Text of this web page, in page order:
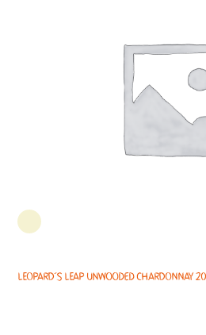
Leopard´s Leap UNWOODED Chardonnay